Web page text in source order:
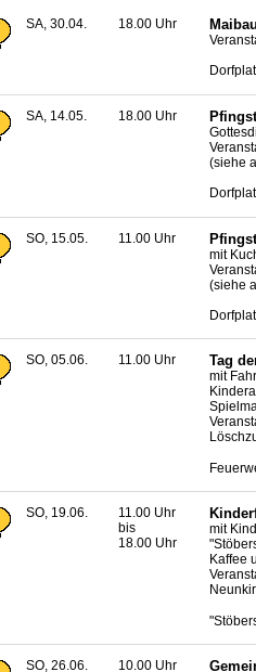
SA, 30.04. 18.00 Uhr
SA, 14.05. 18.00 Uhr
(siehe
SO, 15.05. 11.00 Uhr
mit
(siehe
SO, 05.06. 11.00 Uhr Tag
mit
SO, 19.06.
11.00 Uhr
bis
18.00 Uhr
mit
Kaffee
SO, 26.06. 10.00 Uhr